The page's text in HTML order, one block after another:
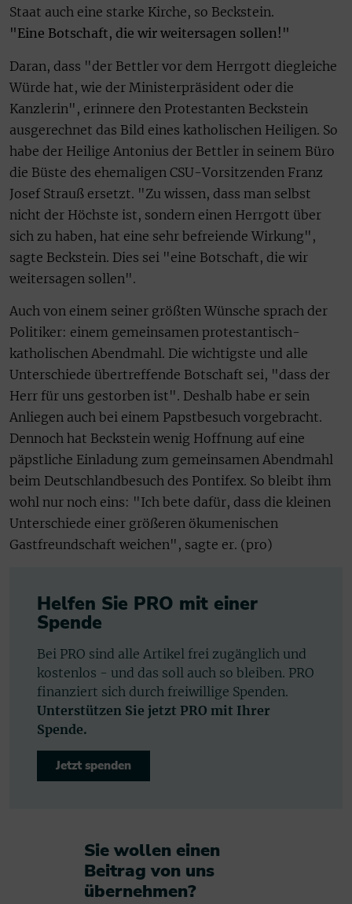
Staat auch eine starke Kirche, so Beckstein.
"Eine Botschaft, die wir weitersagen sollen!"
Daran, dass "der Bettler vor dem Herrgott diegleiche
Würde hat, wie der Ministerpräsident oder die
Kanzlerin", erinnere den Protestanten Beckstein
ausgerechnet das Bild eines katholischen Heiligen. So
habe der Heilige Antonius der Bettler in seinem Büro
die Büste des ehemaligen CSU-Vorsitzenden Franz
Josef Strauß ersetzt. "Zu wissen, dass man selbst
nicht der Höchste ist, sondern einen Herrgott über
sich zu haben, hat eine sehr befreiende Wirkung",
sagte Beckstein. Dies sei "eine Botschaft, die wir
weitersagen sollen".
Auch von einem seiner größten Wünsche sprach der
Politiker: einem gemeinsamen protestantisch-
katholischen Abendmahl. Die wichtigste und alle
Unterschiede übertreffende Botschaft sei, "dass der
Herr für uns gestorben ist". Deshalb habe er sein
Anliegen auch bei einem Papstbesuch vorgebracht.
Dennoch hat Beckstein wenig Hoffnung auf eine
päpstliche Einladung zum gemeinsamen Abendmahl
beim Deutschlandbesuch des Pontifex. So bleibt ihm
wohl nur noch eins: "Ich bete dafür, dass die kleinen
Unterschiede einer größeren ökumenischen
Gastfreundschaft weichen", sagte er. (pro)
Helfen Sie PRO mit einer
Spende
Bei PRO sind alle Artikel frei zugänglich und
kostenlos - und das soll auch so bleiben. PRO
finanziert sich durch freiwillige Spenden.
Unterstützen Sie jetzt PRO mit Ihrer
Spende.
Jetzt spenden
Sie wollen einen
Beitrag von uns
übernehmen?​